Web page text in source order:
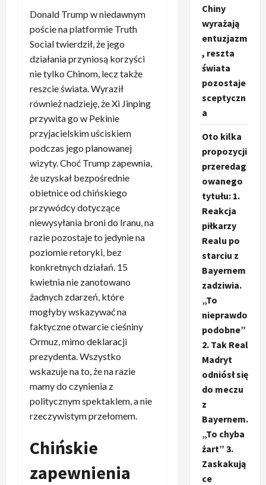
Donald Trump w niedawnym
poście na platformie Truth
Social twierdził, że jego
działania przyniosą korzyści
nie tylko Chinom, lecz także
reszcie świata. Wyraził
również nadzieję, że Xi Jinping
przywita go w Pekinie
przyjacielskim uściskiem
podczas jego planowanej
wizyty. Choć Trump zapewnia,
że uzyskał bezpośrednie
obietnice od chińskiego
przywódcy dotyczące
niewysyłania broni do Iranu, na
razie pozostaje to jedynie na
poziomie retoryki, bez
konkretnych działań. 15
kwietnia nie zanotowano
żadnych zdarzeń, które
mogłyby wskazywać na
faktyczne otwarcie cieśniny
Ormuz, mimo deklaracji
prezydenta. Wszystko
wskazuje na to, że na razie
mamy do czynienia z
politycznym spektaklem, a nie
rzeczywistym przełomem.
Chińskie
zapewnienia
Chiny
wyrażają
entuzjazm
, reszta
świata
pozostaje
sceptyczn
a
Oto kilka
propozycji
przeredag
owanego
tytułu: 1.
Reakcja
piłkarzy
Realu po
starciu z
Bayernem
zadziwia.
„To
nieprawdo
podobne”
2. Tak Real
Madryt
odniósł się
do meczu
z
Bayernem.
„To chyba
żart” 3.
Zaskakują
ce